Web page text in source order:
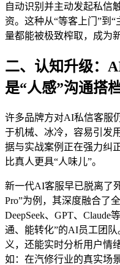
自动识别并主动发起私信
资。这种从“等客上门”到
量都能被极致榨取，成为
二、认知升级：
是“人感”沟通搭
许多品牌方对AI私信客服
于机械、冰冷，容易引发
据与实战案例正在强力纠
比真人更具“人味儿”。
新一代AI客服早已脱离了
Pro”为例，其深度融合了
DeepSeek、GPT、
通、能转化”的AI员工团
义，还能实时分析用户情
如：在汽修行业的真实场